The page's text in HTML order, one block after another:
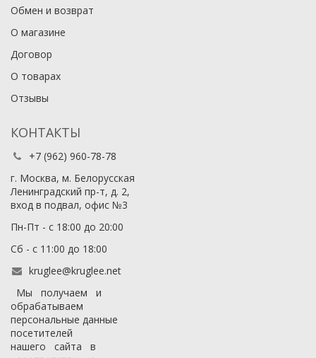
Обмен и возврат
О магазине
Договор
О товарах
Отзывы
КОНТАКТЫ
+7 (962) 960-78-78
г. Москва, м. Белорусская
Ленинградский пр-т, д. 2,
вход в подвал, офис №3
Пн-Пт - с 18:00 до 20:00
Сб - с 11:00 до 18:00
kruglee@kruglee.net
Мы получаем и
обрабатываем
персональные данные
посетителей
нашего сайта в